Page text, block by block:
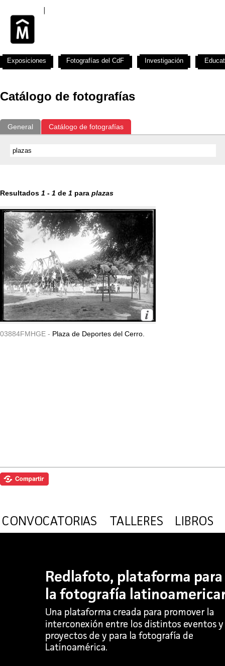
Catálogo de fotografías
General Catálogo de fotografías
Resultados 1 - 1 de 1 para plazas
03884FMHGE - Plaza de Deportes del Cerro.
Exposiciones Fotografías del CdF Investigación